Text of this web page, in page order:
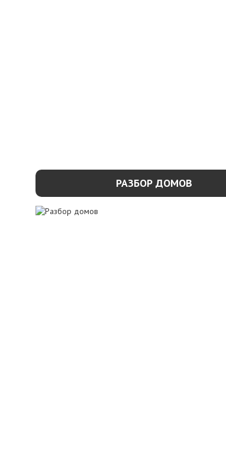
РАЗБОР ДОМОВ